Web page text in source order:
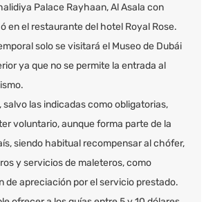
Palace Rayhaan, Al Asala con
en el restaurante del hotel Royal Rose.
solo se visitará el Museo de Dubái
ya que no se permite la entrada al
salvo las indicadas como obligatorias,
voluntario, aunque forma parte de la
siendo habitual recompensar al chófer,
y servicios de maleteros, como
de apreciación por el servicio prestado.